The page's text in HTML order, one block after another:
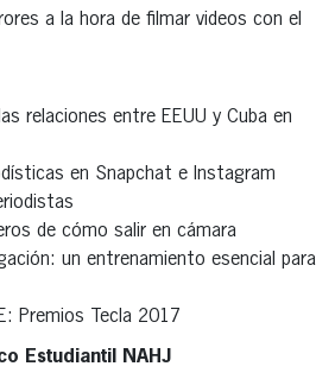
a la hora de filmar videos con el
relaciones entre EEUU y Cuba en
en Snapchat e Instagram
de cómo salir en cámara
un entrenamiento esencial para
Premios Tecla 2017
Estudiantil NAHJ